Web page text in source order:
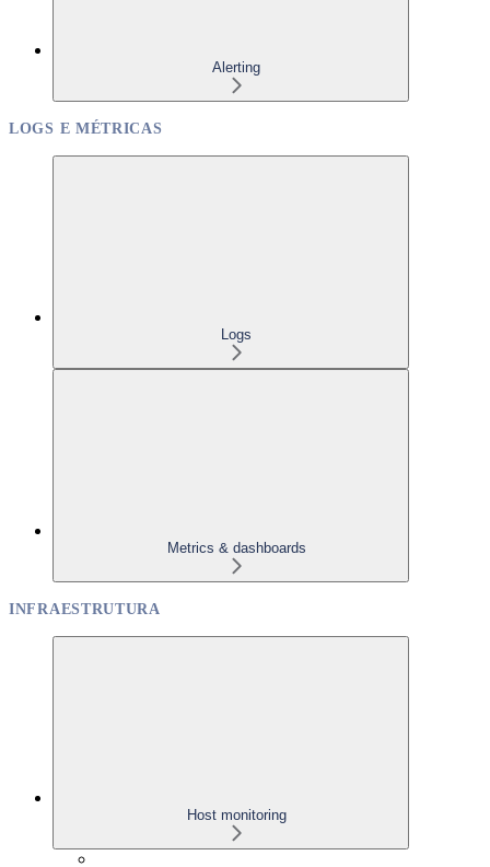
Alerting
LOGS E MÉTRICAS
Logs
Metrics & dashboards
INFRAESTRUTURA
Host monitoring